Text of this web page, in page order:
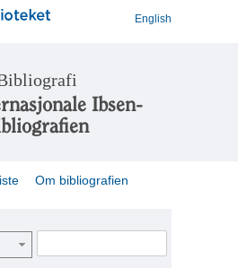
English
Ibsen-
Om bibliografien